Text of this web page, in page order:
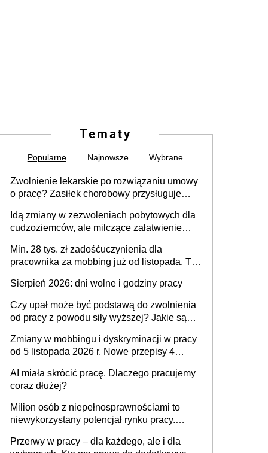
Tematy
Popularne Najnowsze Wybrane
Zwolnienie lekarskie po rozwiązaniu umowy
o pracę? Zasiłek chorobowy przysługuje
dni od ustania stosunku pracy
Idą zmiany w zezwoleniach pobytowych dla
cudzoziemców, ale milczące załatwienie
Min. 28 tys. zł zadośćuczynienia dla
pracownika za mobbing już od listopada. To
zespołu
Sierpień 2026: dni wolne i godziny pracy
Czy upał może być podstawą do zwolnienia
od pracy z powodu siły wyższej? Jakie są
Zmiany w mobbingu i dyskryminacji w pracy
od 5 listopada 2026 r. Nowe przepisy 4
Ustaw
AI miała skrócić pracę. Dlaczego pracujemy
coraz dłużej?
Milion osób z niepełnosprawnościami to
niewykorzystany potencjał rynku pracy.
dofinansowań czy refundacji, ale bariery po
Przerwy w pracy – dla każdego, ale i dla